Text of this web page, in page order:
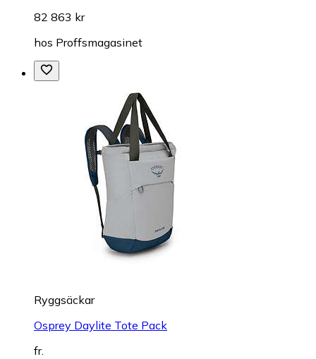
82 863 kr
hos Proffsmagasinet
Ryggsäckar
Osprey Daylite Tote Pack
fr.